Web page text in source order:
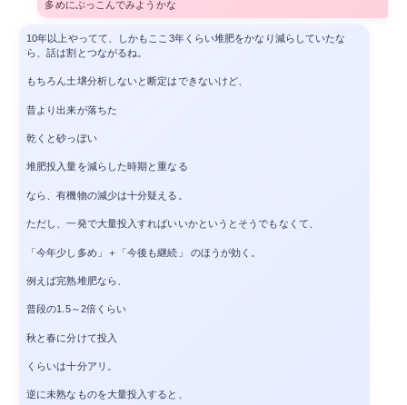
多めにぶっこんでみようかな
10年以上やってて、しかもここ3年くらい堆肥をかなり減らしていたな
ら、話は割とつながるね。
もちろん土壌分析しないと断定はできないけど、
昔より出来が落ちた
乾くと砂っぽい
堆肥投入量を減らした時期と重なる
なら、有機物の減少は十分疑える。
ただし、一発で大量投入すればいいかというとそうでもなくて、
「今年少し多め」＋「今後も継続」 のほうが効く。
例えば完熟堆肥なら、
普段の1.5～2倍くらい
秋と春に分けて投入
くらいは十分アリ。
逆に未熟なものを大量投入すると、